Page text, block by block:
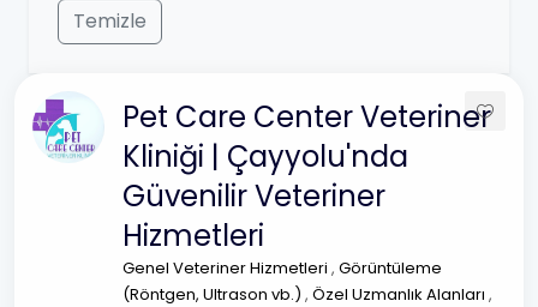
Temizle
Pet Care Center Veteriner
Kliniği | Çayyolu'nda
Güvenilir Veteriner
Hizmetleri
Genel Veteriner Hizmetleri , Görüntüleme
(Röntgen, Ultrason vb.) , Özel Uzmanlık Alanları ,